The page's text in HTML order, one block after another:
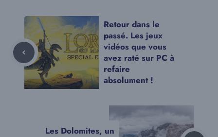
Retour dans le
passé. Les jeux
vidéos que vous
avez raté sur PC à
refaire
absolument !
Les Dolomites, un